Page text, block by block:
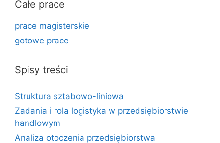
Całe prace
prace magisterskie
gotowe prace
Spisy treści
Struktura sztabowo-liniowa
Zadania i rola logistyka w przedsiębiorstwie
handlowym
Analiza otoczenia przedsiębiorstwa